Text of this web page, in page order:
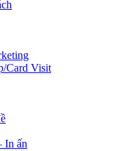
Card Visit
In ấn